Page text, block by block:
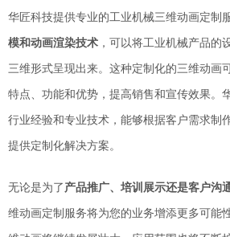
华匠科技提供专业的工业机械三维动画定制
模和动画渲染技术 ，可以将工业机械产品的
三维形式呈现出来。这种定制化的三维动画
特点、功能和优势，提高销售和宣传效果。
行业经验和专业技术，能够根据客户需求制
提供定制化解决方案。
无论是为了 产品推广、培训展示还是客户沟
维动画定制服务将为您的业务增添更多可能